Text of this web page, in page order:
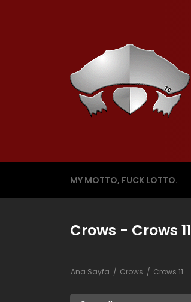
MY MOTTO, FUCK LOTTO.
Crows - Crows 11
Ana Sayfa Crows Crows 11